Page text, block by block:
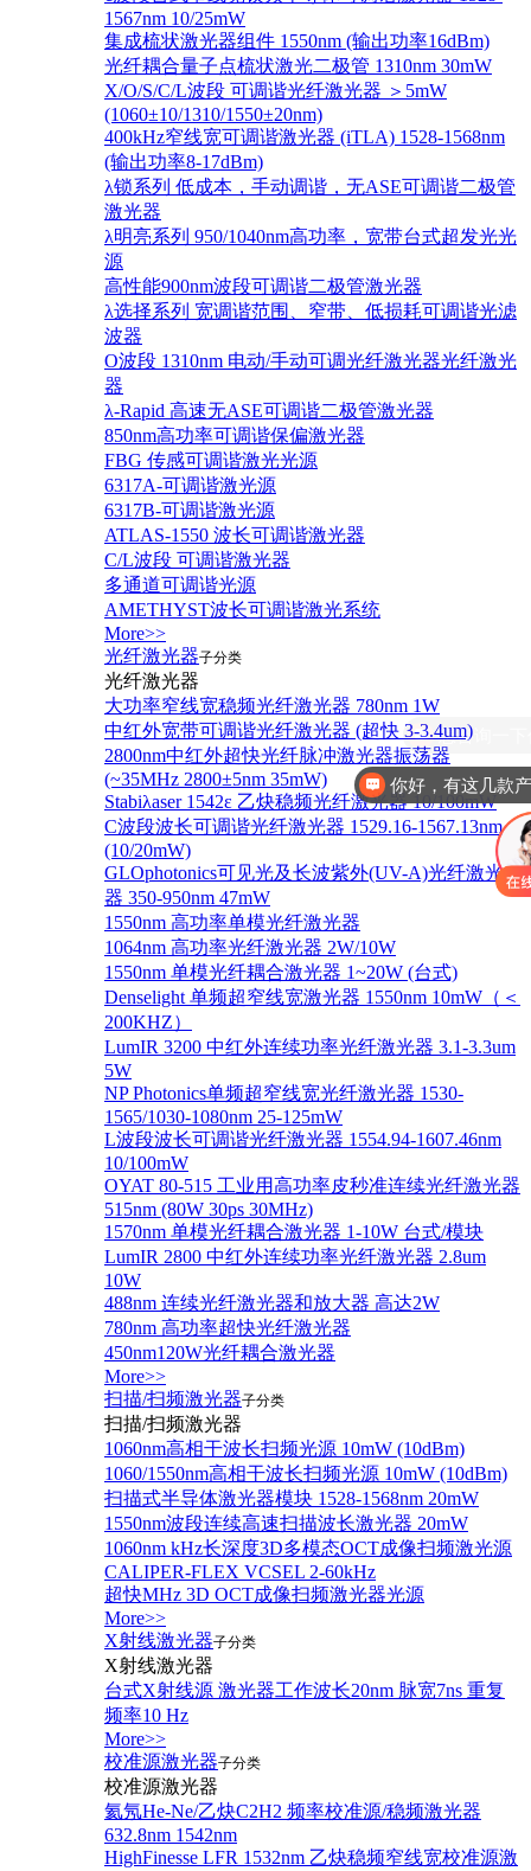
1567nm 10/25mW
集成梳状激光器组件 1550nm (输出功率16dBm)
光纤耦合量子点梳状激光二极管 1310nm 30mW
X/O/S/C/L波段 可调谐光纤激光器 ＞5mW
(1060±10/1310/1550±20nm)
400kHz窄线宽可调谐激光器 (iTLA) 1528-1568nm
(输出功率8-17dBm)
λ锁系列 低成本，手动调谐，无ASE可调谐二极管
激光器
λ明亮系列 950/1040nm高功率，宽带台式超发光光
源
高性能900nm波段可调谐二极管激光器
λ选择系列 宽调谐范围、窄带、低损耗可调谐光滤
波器
O波段 1310nm 电动/手动可调光纤激光器光纤激光
器
λ-Rapid 高速无ASE可调谐二极管激光器
850nm高功率可调谐保偏激光器
FBG 传感可调谐激光光源
6317A-可调谐激光源
6317B-可调谐激光源
ATLAS-1550 波长可调谐激光器
C/L波段 可调谐激光器
多通道可调谐光源
AMETHYST波长可调谐激光系统
More>>
光纤激光器子分类
光纤激光器
大功率窄线宽稳频光纤激光器 780nm 1W
中红外宽带可调谐光纤激光器 (超快 3-3.4um)
2800nm中红外超快光纤脉冲激光器振荡器
(~35MHz 2800±5nm 35mW)
Stabiλaser 1542ε 乙炔稳频光纤激光器 10/100mW
C波段波长可调谐光纤激光器 1529.16-1567.13nm
(10/20mW)
GLOphotonics可见光及长波紫外(UV-A)光纤激光
器 350-950nm 47mW
1550nm 高功率单模光纤激光器
1064nm 高功率光纤激光器 2W/10W
1550nm 单模光纤耦合激光器 1~20W (台式)
Denselight 单频超窄线宽激光器 1550nm 10mW（＜
200KHZ）
LumIR 3200 中红外连续功率光纤激光器 3.1-3.3um
5W
NP Photonics单频超窄线宽光纤激光器 1530-
1565/1030-1080nm 25-125mW
L波段波长可调谐光纤激光器 1554.94-1607.46nm
10/100mW
OYAT 80-515 工业用高功率皮秒准连续光纤激光器
515nm (80W 30ps 30MHz)
1570nm 单模光纤耦合激光器 1-10W 台式/模块
LumIR 2800 中红外连续功率光纤激光器 2.8um
10W
488nm 连续光纤激光器和放大器 高达2W
780nm 高功率超快光纤激光器
450nm120W光纤耦合激光器
More>>
扫描/扫频激光器子分类
扫描/扫频激光器
1060nm高相干波长扫频光源 10mW (10dBm)
1060/1550nm高相干波长扫频光源 10mW (10dBm)
扫描式半导体激光器模块 1528-1568nm 20mW
1550nm波段连续高速扫描波长激光器 20mW
1060nm kHz长深度3D多模态OCT成像扫频激光源
CALIPER-FLEX VCSEL 2-60kHz
超快MHz 3D OCT成像扫频激光器光源
More>>
X射线激光器子分类
X射线激光器
台式X射线源 激光器工作波长20nm 脉宽7ns 重复
频率10 Hz
More>>
校准源激光器子分类
校准源激光器
氦氖He-Ne/乙炔C2H2 频率校准源/稳频激光器
632.8nm 1542nm
HighFinesse LFR 1532nm 乙炔稳频窄线宽校准源激
你好，有这几款